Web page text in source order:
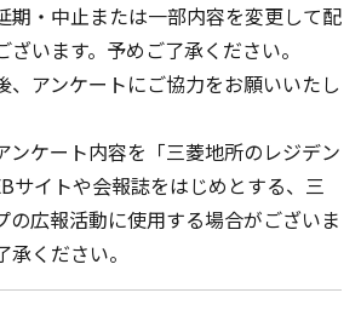
期・中止または一部内容を変更して配
います。予めご了承ください。
、アンケートにご協力をお願いいたし
ンケート内容を「三菱地所のレジデン
サイトや会報誌をはじめとする、三
の広報活動に使用する場合がございま
ください。